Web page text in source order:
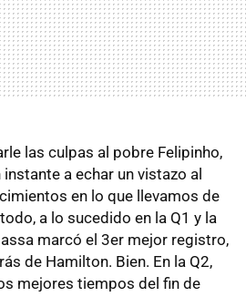
las culpas al pobre Felipinho,
a echar un vistazo al
en lo que llevamos de
a lo sucedido en la Q1 y la
marcó el 3er mejor registro,
de Hamilton. Bien. En la Q2,
mejores tiempos del fin de